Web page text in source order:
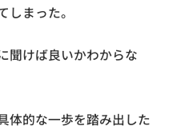
まった。
聞けば良いかわからな
体的な一歩を踏み出した